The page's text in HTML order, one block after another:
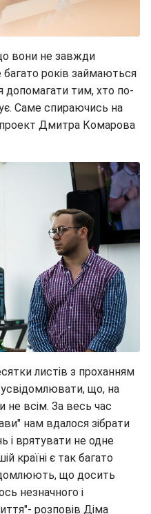
вони не завжди
років займаються
допомагати тим, хто по-
Саме спираючись на
проект Дмитра Комарова
листів з проханням
що, на
всім. За весь час
нам вдалося зібрати
і врятувати не одне
країні є так багато
що досить
незначного і
розповів Діма